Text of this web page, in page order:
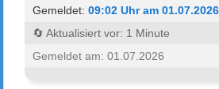
Gemeldet:09:02 Uhr am 01.07.2026
🔄 Aktualisiert vor: 1 Minute
Gemeldet am: 01.07.2026